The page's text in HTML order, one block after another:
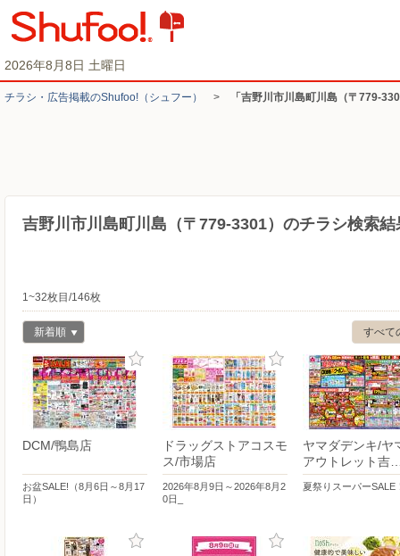
2026年8月8日 土曜日
チラシ・​広告掲載の​Shufoo!​（シュフー） > 「吉野川市川島町川島（〒779-
吉野川市川島町川島（〒779-3301）のチラシ検索結
1~32枚目/146枚
すべて
新着順
DCM/鴨島店
お盆SALE!（8月6日～8月17
日）
ドラッグストアコスモ
ス/市場店
2026年8月9日～2026年8月2
0日_
ヤマダデンキ/ヤ
アウトレット吉
夏祭りスーパーSALE